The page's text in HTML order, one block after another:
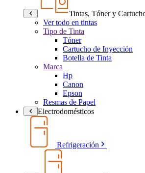
Tintas, Tóner y
Ver todo en tintas
Tipo de Tinta
Tóner
Cartucho de Inyección
Botella de Tinta
Marca
Hp
Canon
Epson
Resmas de Papel
Electrodomésticos
Refrigeración